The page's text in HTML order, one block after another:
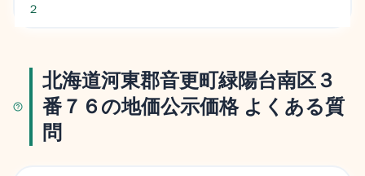
２
北海道河東郡音更町緑陽台南区３
番７６の地価公示価格 よくある質
問